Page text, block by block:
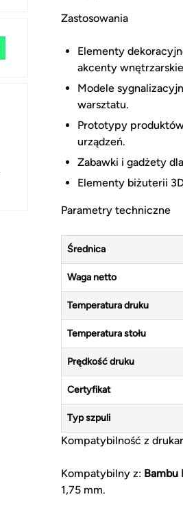
Zastosowania
Elementy
akcenty
Modele
warsztatu.
Prototypy
urządzeń.
Zabawki i gadżety
Elementy biżuterii
Parametry techniczne
Średnica
Waga netto
Temperatura druku
Temperatura stołu
Prędkość druku
Certyfikat
Typ szpuli
Kompatybilność z
Kompatybilny z: Bambu
1,75 mm.